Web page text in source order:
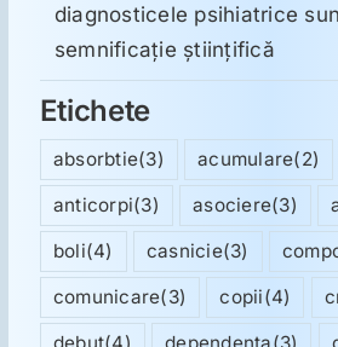
diagnosticele psihiatrice
semnificație științifică
Etichete
absorbtie(3) acumulare(2)
anticorpi(3) asociere(3)
boli(4) casnicie(3)
comunicare(3) copii(4)